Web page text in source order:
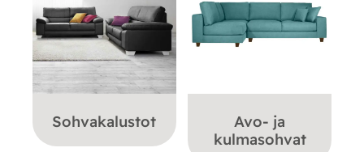
Sohvakalustot
Avo- ja
kulmasohvat